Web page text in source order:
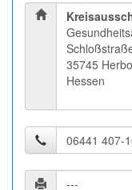
35745
Hessen